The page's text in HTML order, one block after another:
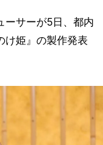
ーサーが5日、都内
け姫』の製作発表